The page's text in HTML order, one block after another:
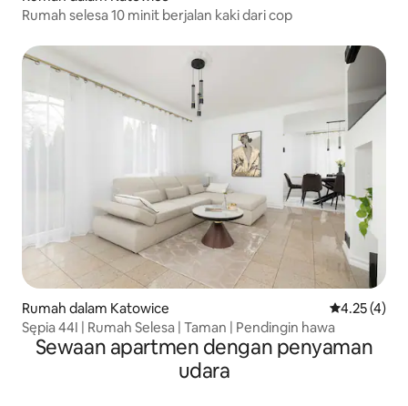
Rumah selesa 10 minit berjalan kaki dari cop
Rumah dalam Katowice Penarafan
4.25 (4)
Sępia 44I | Rumah Selesa | Taman | Pendingin hawa
Sewaan apartmen dengan penyaman
udara